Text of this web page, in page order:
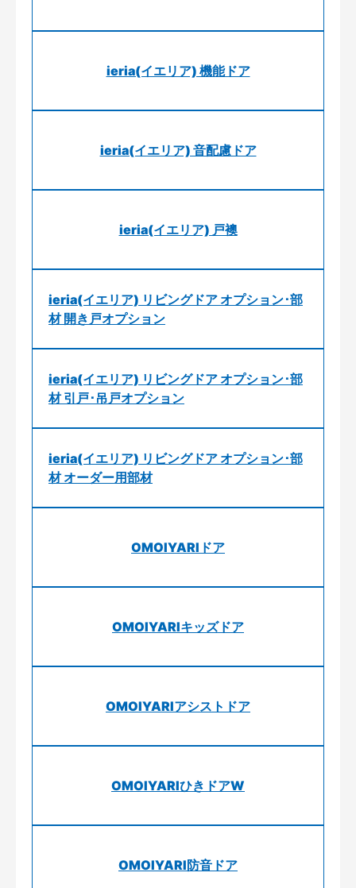
ieria(イエリア) 機能ドア
ieria(イエリア) 音配慮ドア
ieria(イエリア) 戸襖
ieria(イエリア) リビングドア オプション･部
材 開き戸オプション
ieria(イエリア) リビングドア オプション･部
材 引戸･吊戸オプション
ieria(イエリア) リビングドア オプション･部
材 オーダー用部材
OMOIYARIドア
OMOIYARIキッズドア
OMOIYARIアシストドア
OMOIYARIひきドアW
OMOIYARI防音ドア